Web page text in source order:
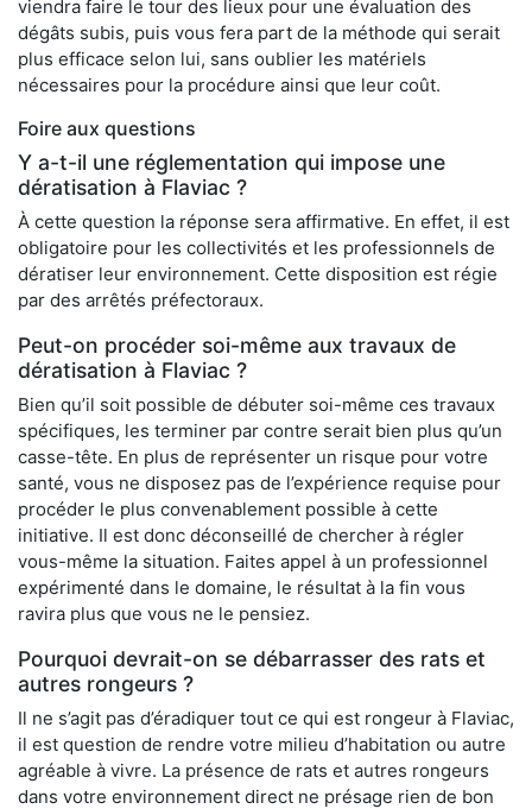
viendra faire le tour des lieux pour une évaluation des
dégâts subis, puis vous fera part de la méthode qui serait
plus efficace selon lui, sans oublier les matériels
nécessaires pour la procédure ainsi que leur coût.
Foire aux questions
Y a-t-il une réglementation qui impose une
dératisation à Flaviac ?
À cette question la réponse sera affirmative. En effet, il est
obligatoire pour les collectivités et les professionnels de
dératiser leur environnement. Cette disposition est régie
par des arrêtés préfectoraux.
Peut-on procéder soi-même aux travaux de
dératisation à Flaviac ?
Bien qu’il soit possible de débuter soi-même ces travaux
spécifiques, les terminer par contre serait bien plus qu’un
casse-tête. En plus de représenter un risque pour votre
santé, vous ne disposez pas de l’expérience requise pour
procéder le plus convenablement possible à cette
initiative. Il est donc déconseillé de chercher à régler
vous-même la situation. Faites appel à un professionnel
expérimenté dans le domaine, le résultat à la fin vous
ravira plus que vous ne le pensiez.
Pourquoi devrait-on se débarrasser des rats et
autres rongeurs ?
Il ne s’agit pas d’éradiquer tout ce qui est rongeur à Flaviac,
il est question de rendre votre milieu d’habitation ou autre
agréable à vivre. La présence de rats et autres rongeurs
dans votre environnement direct ne présage rien de bon